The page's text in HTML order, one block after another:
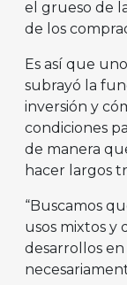
el grueso de
de los
Es así que
subrayó la
inversión y
condiciones
de manera
hacer largos
“Buscamos
usos mixtos y
desarrollos en